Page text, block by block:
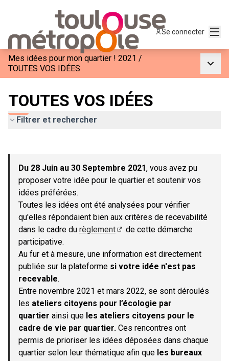
Se connecter
Mes idées pour mon quartier ! 2021 /
TOUTES VOS IDÉES
TOUTES VOS IDÉES
Filtrer et rechercher
−
Du 28 Juin au 30 Septembre 2021, vous avez pu
proposer votre idée pour le quartier et soutenir vos
idées préférées.
Toutes les idées ont été analysées pour vérifier
qu'elles répondaient bien aux critères de recevabilité
dans le cadre du règlement
de cette démarche
participative.
Au fur et à mesure, une information est directement
publiée sur la plateforme si votre idée n'est pas
recevable.
Entre novembre 2021 et mars 2022, se sont déroulés
les ateliers citoyens pour l’écologie par
quartier ainsi que les ateliers citoyens pour le
cadre de vie par quartier. Ces rencontres ont
permis de prioriser les idées déposées dans chaque
quartier selon leur thématique afin que les bureaux